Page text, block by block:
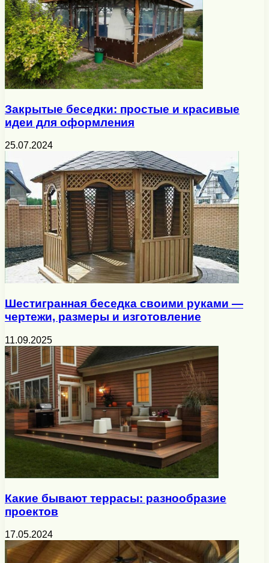
Закрытые беседки: простые и красивые
идеи для оформления
25.07.2024
Шестигранная беседка своими руками —
чертежи, размеры и изготовление
11.09.2025
Какие бывают террасы: разнообразие
проектов
17.05.2024